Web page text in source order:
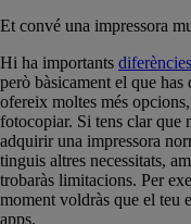
Et convé una impressora
Hi ha importants
però bàsicament el que
ofereix moltes més
fotocopiar. Si tens clar que
adquirir una impressora
tinguis altres necessitats,
trobaràs limitacions. Per
moment voldràs que el teu
apps.